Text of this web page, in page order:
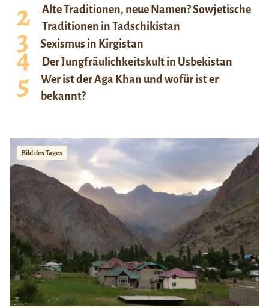
Alte Traditionen, neue Namen? Sowjetische
Traditionen in Tadschikistan
Sexismus in Kirgistan
Der Jungfräulichkeitskult in Usbekistan
Wer ist der Aga Khan und wofür ist er
bekannt?
Bild des Tages